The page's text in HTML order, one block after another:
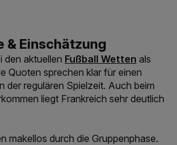
den aktuellen Link der zu https://
Fußball Wetten als
Quoten sprechen klar für einen
der regulären Spielzeit. Auch beim
liegt Frankreich sehr deutlich
makellos durch die Gruppenphase.